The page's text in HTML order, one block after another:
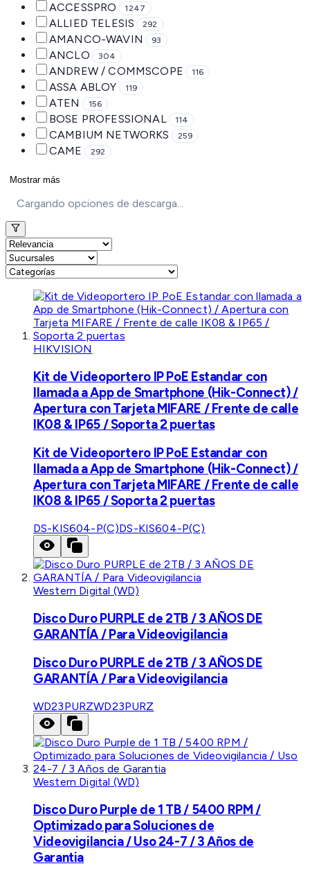
ACCESSPRO 1247
ALLIED TELESIS 292
AMANCO-WAVIN 93
ANCLO 304
ANDREW / COMMSCOPE 116
ASSA ABLOY 119
ATEN 156
BOSE PROFESSIONAL 114
CAMBIUM NETWORKS 259
CAME 292
Mostrar más
Cargando opciones de descarga...
HIKVISION
Kit de Videoportero IP PoE Estandar con
llamada a App de Smartphone (Hik-Connect) /
Apertura con Tarjeta MIFARE / Frente de calle
IK08 & IP65 / Soporta 2 puertas
Kit de Videoportero IP PoE Estandar con
llamada a App de Smartphone (Hik-Connect) /
Apertura con Tarjeta MIFARE / Frente de calle
IK08 & IP65 / Soporta 2 puertas
DS-KIS604-P(C)DS-KIS604-P(C)
Western Digital (WD)
Disco Duro PURPLE de 2TB / 3 AÑOS DE
GARANTÍA / Para Videovigilancia
Disco Duro PURPLE de 2TB / 3 AÑOS DE
GARANTÍA / Para Videovigilancia
WD23PURZWD23PURZ
Western Digital (WD)
Disco Duro Purple de 1 TB / 5400 RPM /
Optimizado para Soluciones de
Videovigilancia / Uso 24-7 / 3 Años de
Garantia